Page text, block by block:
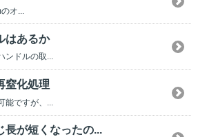
オ...
はあるか
ンドルの取...
窒化処理
ですが、...
が短くなったの...